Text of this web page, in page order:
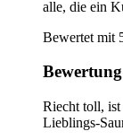
alle, die ein
Bewertet mit
Riecht toll, ist
Lieblings-